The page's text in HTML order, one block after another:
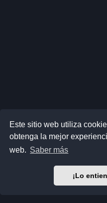
Este sitio web utiliza
obtenga la mejor
web. Saber más
¡Lo